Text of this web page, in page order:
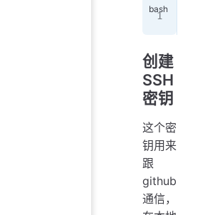
创建
SSH
密钥
这个密
钥用来
跟
github
通信，